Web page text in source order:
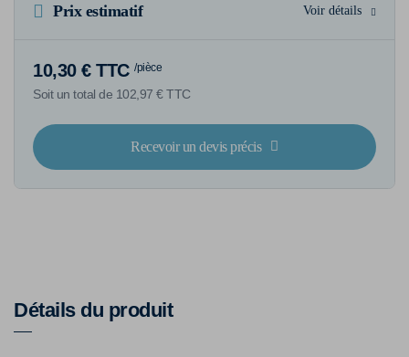
Prix estimatif Voir détails
10,30 € TTC /pièce
Soit un total de 102,97 € TTC
Recevoir un devis précis
Détails du produit